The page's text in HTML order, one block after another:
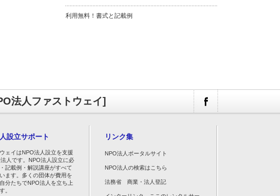
利用無料！書式と記載例
法人ファストウェイ]
設立サポート
ェイはNPO法人設立を支援
人です。NPO法人設立に必
記載例・解説講座がすべて
ます。多くの団体が費用を
分たちでNPO法人を立ち上
。
リンク集
NPO法人ポータルサイト
NPO法人の検索はこちら
法務省 商業・法人登記